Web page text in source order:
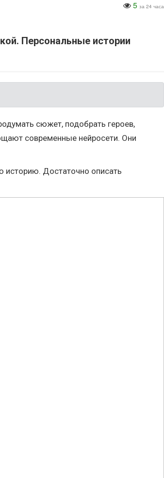
5 за 24 часа
Персональные истории
сюжет, подобрать героев,
современные нейросети. Они
историю. Достаточно описать